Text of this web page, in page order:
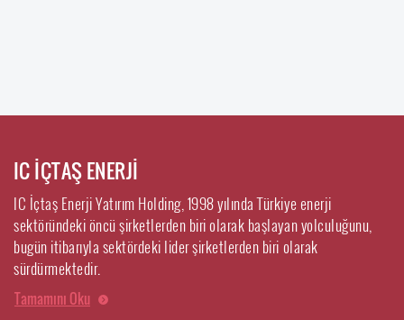
IC İÇTAŞ ENERJİ
IC İçtaş Enerji Yatırım Holding, 1998 yılında Türkiye enerji
sektöründeki öncü şirketlerden biri olarak başlayan yolculuğunu,
bugün itibarıyla sektördeki lider şirketlerden biri olarak
sürdürmektedir.
Tamamını Oku